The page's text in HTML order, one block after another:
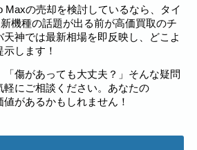
Maxの売却を検討しているなら、タイ
新機種の話題が出る前が高価買取のチ
天神では最新相場を即反映し、どこよ
します！
「傷があっても大丈夫？」そんな疑問
軽にご相談ください。あなたの
があるかもしれません！